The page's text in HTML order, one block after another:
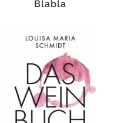
Blabla